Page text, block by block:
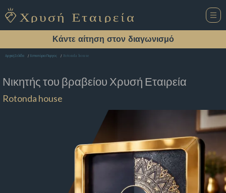
Κάντε αίτηση στον διαγωνισμό
Αρχική Σελίδα Εστιατόριο Πυργος Rotonda house
Νικητής του βραβείου Χρυσή Εταιρεία
Rotonda house